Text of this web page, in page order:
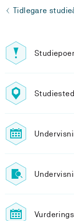
Tidlegare